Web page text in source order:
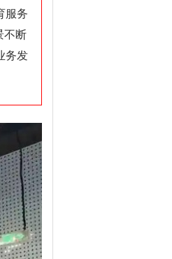
服务
不断
务发